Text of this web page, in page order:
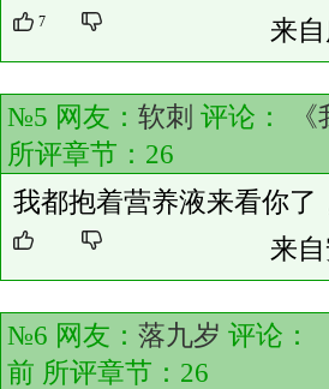
7 来
№5 网友： 软刺 评论：
所评章节： 26
我都抱着营养液来看你
来
№6 网友： 落九岁 评论：
前 所评章节： 26